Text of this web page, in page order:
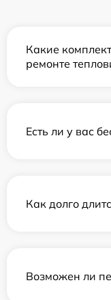
Какие
ремонте
Есть ли у вас
Как долго
Возможен ли